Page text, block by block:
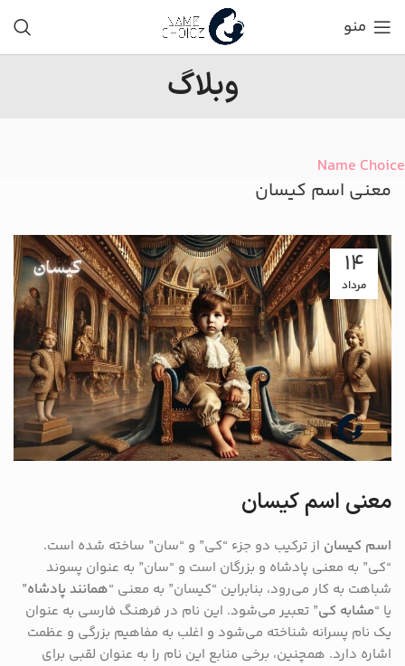
منو
وبلاگ
Name Choice
معنی اسم کیسان
14
مرداد
معنی اسم کیسان
اسم کیسان از ترکیب دو جزء “کی” و “سان” ساخته شده است.
“کی” به معنی پادشاه و بزرگان است و “سان” به عنوان پسوند
شباهت به کار می‌رود، بنابراین “کیسان” به معنی “همانند پادشاه”
یا “مشابه کی” تعبیر می‌شود. این نام در فرهنگ فارسی به عنوان
یک نام پسرانه شناخته می‌شود و اغلب به مفاهیم بزرگی و عظمت
اشاره دارد. همچنین، برخی منابع این نام را به عنوان لقبی برای